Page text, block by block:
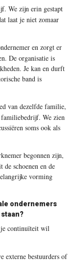
We zijn erin gestapt
laat je niet zomaar
en zorgt er
De organisatie is
Je kan en durft
band is
van dezelfde familie,
familiebedrijf. We zien
soms ook als
begonnen zijn,
de schoenen en de
vorming
ondernemers
continuïteit wil
externe bestuurders of